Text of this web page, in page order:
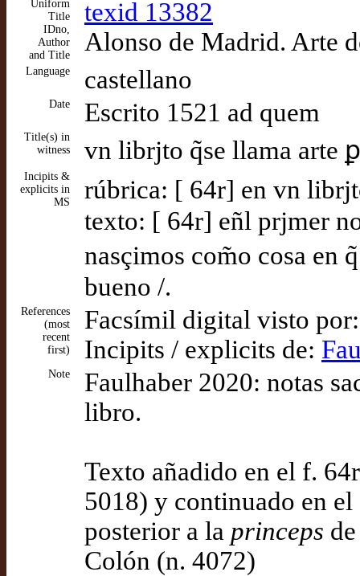
Uniform
Title
IDno,
Author
and Title
texid 13382
Alonso de Madrid. Arte
Language castellano
Date Escrito 1521 ad quem
Title(s) in
witness
vn librjto q̃se llama arte
Incipits &
explicits in
MS
rúbrica: [ 64r] en vn
texto: [ 64r] eñl prjmer
nasçimos com̃o cosa en
bueno /.
References
(most
recent
first)
Facsímil digital visto
Incipits / explicits de:
Note
Faulhaber 2020: notas
libro.
Texto añadido en el f.
5018) y continuado en
posterior a la princeps
Colón (n. 4072)